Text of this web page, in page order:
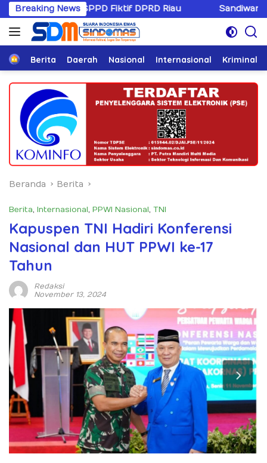
Langsung
ke
konten
Breaking News
Fiktif DPRD Riau Sandiwaranya Rekonsiliasi
HomeBerita Daerah Nasional Internasional Kriminal
Beranda Berita
Berita, Internasional, PPWI Nasional, TNI
Kapuspen TNI Hadiri Konferensi
Nasional dan HUT PPWI ke-17
Tahun
Redaksi
November 13, 2024